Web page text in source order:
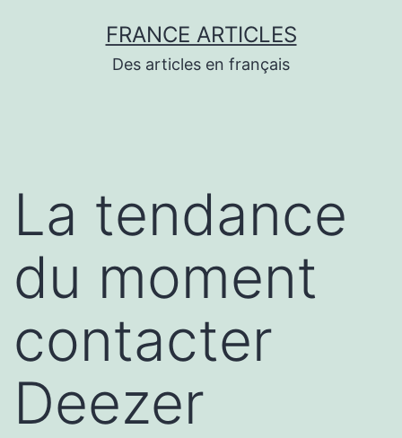
FRANCE ARTICLES
Des articles en français
La tendance
du moment
contacter
Deezer